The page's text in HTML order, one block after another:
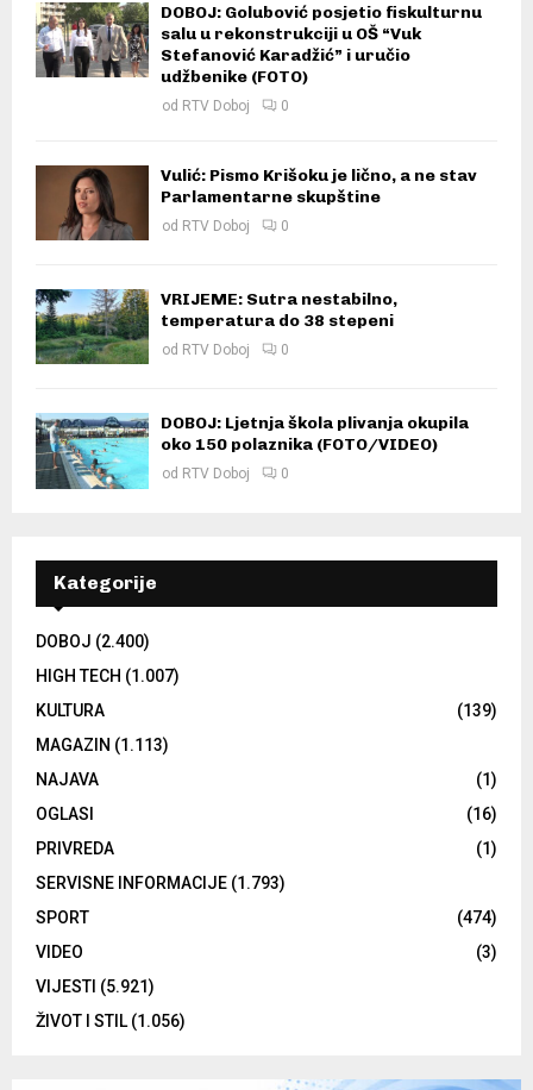
DOBOJ: Golubović posjetio fiskulturnu
salu u rekonstrukciji u OŠ “Vuk
Stefanović Karadžić” i uručio
udžbenike (FOTO)
od RTV Doboj 0
Vulić: Pismo Krišoku je lično, a ne stav
Parlamentarne skupštine
od RTV Doboj 0
VRIJEME: Sutra nestabilno,
temperatura do 38 stepeni
od RTV Doboj 0
DOBOJ: Ljetnja škola plivanja okupila
oko 150 polaznika (FOTO/VIDEO)
od RTV Doboj 0
Kategorije
DOBOJ (2.400)
HIGH TECH (1.007)
KULTURA
(139)
MAGAZIN (1.113)
NAJAVA
(1)
OGLASI
(16)
PRIVREDA
(1)
SERVISNE INFORMACIJE (1.793)
SPORT
(474)
VIDEO
(3)
VIJESTI (5.921)
ŽIVOT I STIL (1.056)